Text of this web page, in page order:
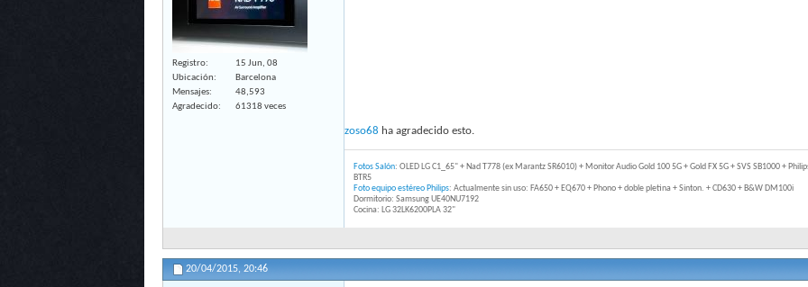
Registro
15 Jun, 08
Ubicación
Barcelona
Mensajes
48,593
Agradecido
61318 veces
zoso68 ha agradecido esto.
Fotos Salón: OLED LG C1_65" + Nad T778 (ex Marantz SR6010) + Monitor Audio Gold 100 5G + Gold FX 5G + SVS SB1000 +
BTR5
Foto equipo estéreo Philips: Actualmente sin uso: FA650 + EQ670 + Phono + doble pletina + Sinton. + CD630 + B&W DM100i
Dormitorio: Samsung UE40NU7192
Cocina: LG 32LK6200PLA 32"
20/04/2015, 20:46